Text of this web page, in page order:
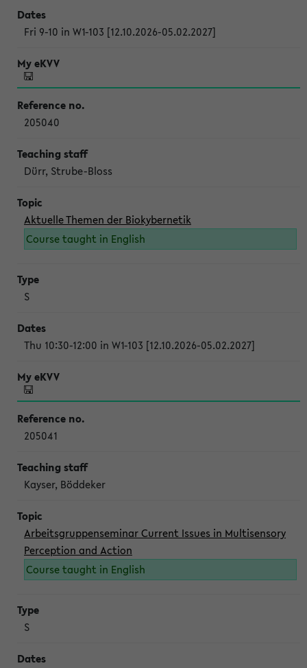
Fri 9-10 in W1-103 [12.10.2026-05.02.2027]
205040
Dürr, Strube-Bloss
Aktuelle Themen der Biokybernetik
Course taught in English
S
Thu 10:30-12:00 in W1-103 [12.10.2026-05.02.2027]
205041
Kayser, Böddeker
Arbeitsgruppenseminar Current Issues in Multisensory
Perception and Action
Course taught in English
S